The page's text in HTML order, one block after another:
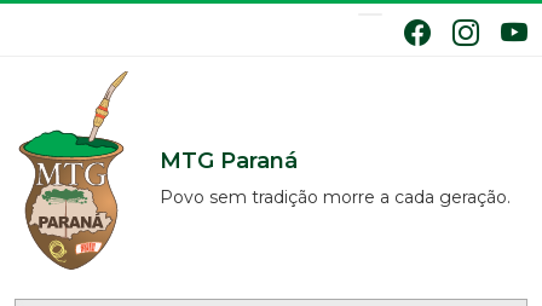
MTG Paraná
Povo sem tradição morre a cada geração.